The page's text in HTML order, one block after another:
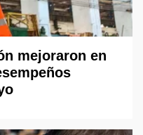
mejoraron en